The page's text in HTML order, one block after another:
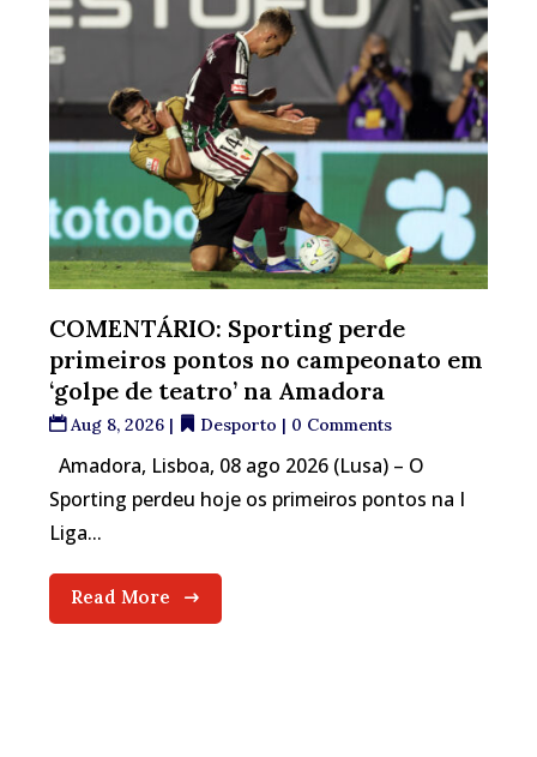
COMENTÁRIO: Sporting perde
primeiros pontos no campeonato em
‘golpe de teatro’ na Amadora
Aug 8, 2026 | Desporto | 0 Comments
Amadora, Lisboa, 08 ago 2026 (Lusa) – O
Sporting perdeu hoje os primeiros pontos na I
Liga...
Read More